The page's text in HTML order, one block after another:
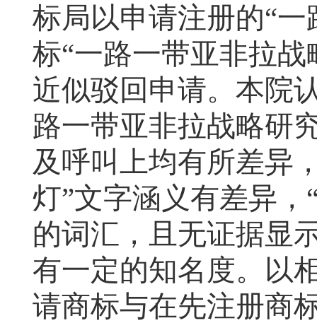
标局以申请注册的“
标“一路一带亚非拉战
近似驳回申请。本院
路一带亚非拉战略研
及呼叫上均有所差异
灯”文字涵义有差异
的词汇，且无证据显
有一定的知名度。以
请商标与在先注册商